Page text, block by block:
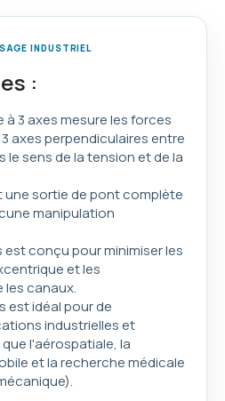
INDUSTRIEL
:
3 axes mesure les forces
axes perpendiculaires entre
le sens de la tension et de la
une sortie de pont complète
manipulation
est conçu pour minimiser les
et les
canaux.
est idéal pour de
industrielles et
l'aérospatiale, la
et la recherche médicale